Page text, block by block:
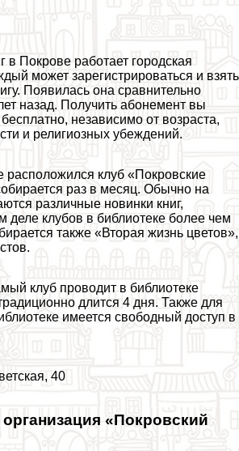
в Покрове работает городская
может зарегистрироваться и взять
Появилась она сравнительно
назад. Получить абонемент вы
независимо от возраста,
и религиозных убеждений.
расположился клуб «Покровские
раз в месяц. Обычно на
различные новинки книг,
деле клубов в библиотеке более чем
также «Вторая жизнь цветов»,
клуб проводит в библиотеке
длится 4 дня. Также для
имеется свободный доступ в
40
«Покровский